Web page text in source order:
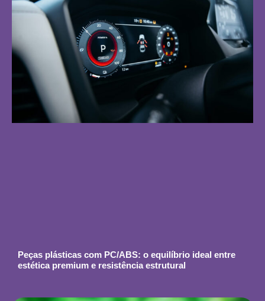
Peças plásticas com PC/ABS: o equilíbrio ideal entre
estética premium e resistência estrutural